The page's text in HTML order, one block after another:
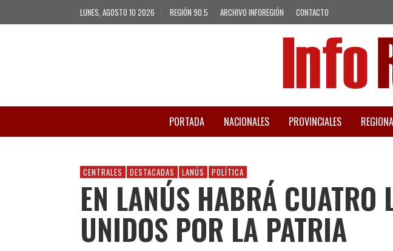
LUNES, AGOSTO 10 2026 REGIÓN 90.5 ARCHIVO INFOREGIÓN CONTACTO
PORTADA NACIONALES PROVINCIALES
CENTRALES DESTACADAS LANÚS POLÍTICA
EN LANÚS HABRÁ CUATRO
UNIDOS POR LA PATRIA